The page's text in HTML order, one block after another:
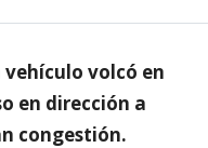
vehículo volcó en
en dirección a
congestión.